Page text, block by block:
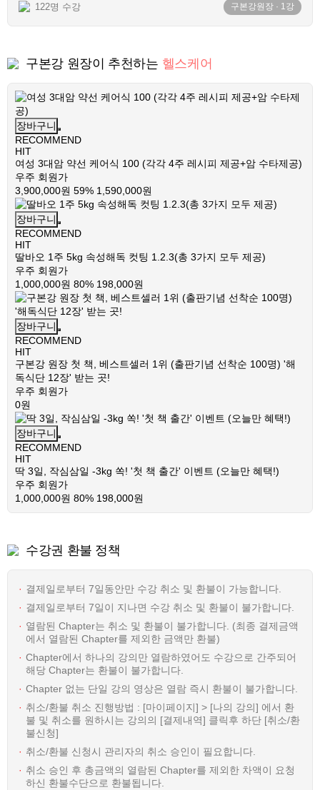
122명 수강 구본강원장 · 1강
구본강 원장이 추천하는 헬스케어
장바구니
RECOMMEND
HIT
여성 3대암 약선 케어식 100 (각각 4주 레시피 제공+암 수타제공)
우주 회원가
3,900,000원 59% 1,590,000원
장바구니
RECOMMEND
HIT
딸바오 1주 5kg 속성해독 컷팅 1.2.3(총 3가지 모두 제공)
우주 회원가
1,000,000원 80% 198,000원
장바구니
RECOMMEND
HIT
구본강 원장 첫 책, 베스트셀러 1위 (출판기념 선착순 100명) '해
독식단 12장' 받는 곳!
우주 회원가
0원
장바구니
RECOMMEND
HIT
딱 3일, 작심삼일 -3kg 쏙! '첫 책 출간' 이벤트 (오늘만 혜택!)
우주 회원가
1,000,000원 80% 198,000원
수강권 환불 정책
결제일로부터 7일동안만 수강 취소 및 환불이 가능합니다.
결제일로부터 7일이 지나면 수강 취소 및 환불이 불가합니다.
열람된 Chapter는 취소 및 환불이 불가합니다. (최종 결제금액
에서 열람된 Chapter를 제외한 금액만 환불)
Chapter에서 하나의 강의만 열람하였어도 수강으로 간주되어
해당 Chapter는 환불이 불가합니다.
Chapter 없는 단일 강의 영상은 열람 즉시 환불이 불가합니다.
취소/환불 취소 진행방법 : [마이페이지] > [나의 강의] 에서 환
불 및 취소를 원하시는 강의의 [결제내역] 클릭후 하단 [취소/환
불신청]
취소/환불 신청시 관리자의 취소 승인이 필요합니다.
취소 승인 후 총금액의 열람된 Chapter를 제외한 차액이 요청
하신 환불수단으로 환불됩니다.